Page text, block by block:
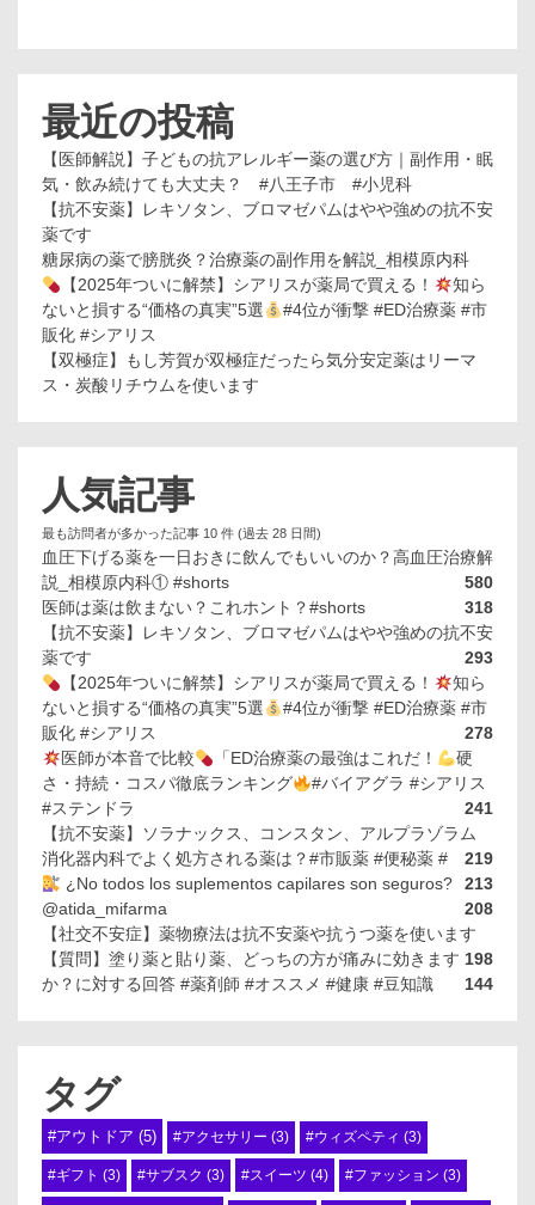
最近の投稿
【医師解説】子どもの抗アレルギー薬の選び方｜副作用・眠
気・飲み続けても大丈夫？ #八王子市 #小児科
【抗不安薬】レキソタン、ブロマゼパムはやや強めの抗不安
薬です
糖尿病の薬で膀胱炎？治療薬の副作用を解説_相模原内科
【2025年ついに解禁】シアリスが薬局で買える！
知ら
ないと損する“価格の真実”5選
#4位が衝撃 #ED治療薬 #市
販化 #シアリス
【双極症】もし芳賀が双極症だったら気分安定薬はリーマ
ス・炭酸リチウムを使います
人気記事
最も訪問者が多かった記事 10 件 (過去 28 日間)
血圧下げる薬を一日おきに飲んでもいいのか？高血圧治療解
説_相模原内科① #shorts
580
医師は薬は飲まない？これホント？#shorts
318
【抗不安薬】レキソタン、ブロマゼパムはやや強めの抗不安
薬です
293
【2025年ついに解禁】シアリスが薬局で買える！
知ら
ないと損する“価格の真実”5選
#4位が衝撃 #ED治療薬 #市
販化 #シアリス
278
医師が本音で比較
「ED治療薬の最強はこれだ！
硬
さ・持続・コスパ徹底ランキング
#バイアグラ #シアリス
#ステンドラ
241
【抗不安薬】ソラナックス、コンスタン、アルプラゾラム
219
消化器内科でよく処方される薬は？#市販薬 #便秘薬 #
213
¿No todos los suplementos capilares son seguros?
@atida_mifarma
208
【社交不安症】薬物療法は抗不安薬や抗うつ薬を使います
198
【質問】塗り薬と貼り薬、どっちの方が痛みに効きます
か？に対する回答 #薬剤師 #オススメ #健康 #豆知識
144
タグ
#アウトドア (5) #アクセサリー (3) #ウィズペティ (3)
#ギフト (3) #サブスク (3) #スイーツ (4) #ファッション (3)